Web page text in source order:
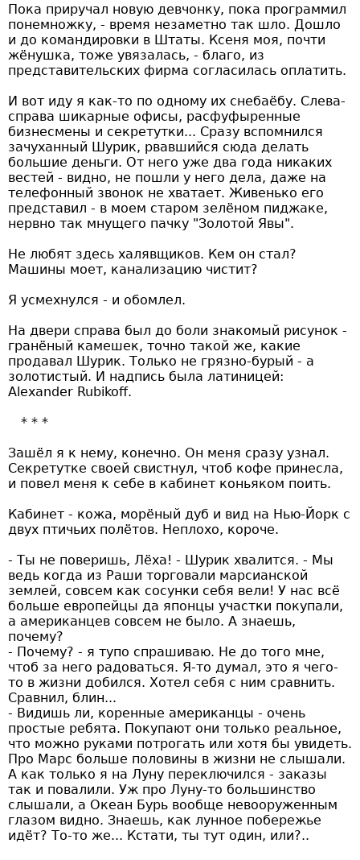
Пока приручал новую девчонку, пока программил
понемножку, - время незаметно так шло. Дошло
и до командировки в Штаты. Ксеня моя, почти
жёнушка, тоже увязалась, - благо, из
представительских фирма согласилась оплатить.
И вот иду я как-то по одному их снебаёбу. Слева-
справа шикарные офисы, расфуфыренные
бизнесмены и секретутки... Сразу вспомнился
зачуханный Шурик, рвавшийся сюда делать
большие деньги. От него уже два года никаких
вестей - видно, не пошли у него дела, даже на
телефонный звонок не хватает. Живенько его
представил - в моем старом зелёном пиджаке,
нервно так мнущего пачку "Золотой Явы".
Не любят здесь халявщиков. Кем он стал?
Машины моет, канализацию чистит?
Я усмехнулся - и обомлел.
На двери справа был до боли знакомый рисунок -
гранёный камешек, точно такой же, какие
продавал Шурик. Только не грязно-бурый - а
золотистый. И надпись была латиницей:
Alexander Rubikoff.
Зашёл я к нему, конечно. Он меня сразу узнал.
Секретутке своей свистнул, чтоб кофе принесла,
и повел меня к себе в кабинет коньяком поить.
Кабинет - кожа, морёный дуб и вид на Нью-Йорк с
двух птичьих полётов. Неплохо, короче.
- Ты не поверишь, Лёха! - Шурик хвалится. - Мы
ведь когда из Раши торговали марсианской
землей, совсем как сосунки себя вели! У нас всё
больше европейцы да японцы участки покупали,
а американцев совсем не было. А знаешь,
почему?
- Почему? - я тупо спрашиваю. Не до того мне,
чтоб за него радоваться. Я-то думал, это я чего-
то в жизни добился. Хотел себя с ним сравнить.
Сравнил, блин...
- Видишь ли, коренные американцы - очень
простые ребята. Покупают они только реальное,
что можно руками потрогать или хотя бы увидеть.
Про Марс больше половины в жизни не слышали.
А как только я на Луну переключился - заказы
так и повалили. Уж про Луну-то большинство
слышали, а Океан Бурь вообще невооруженным
глазом видно. Знаешь, как лунное побережье
идёт? То-то же... Кстати, ты тут один, или?..